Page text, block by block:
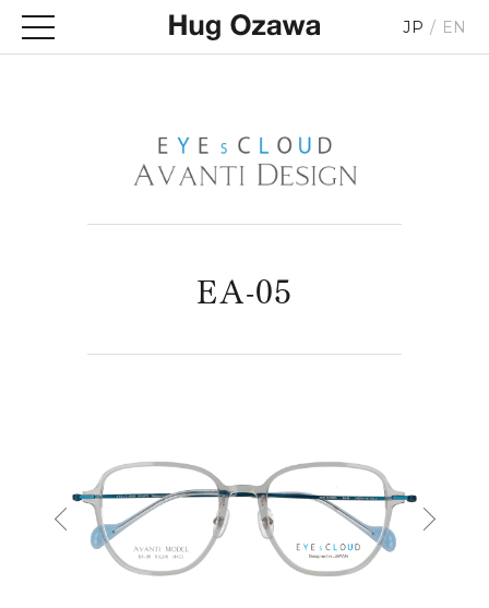
JP EN
EA-05